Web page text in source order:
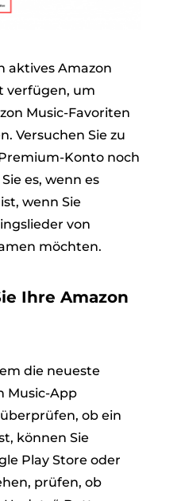
aktives Amazon
verfügen, um
Music-Favoriten
Versuchen Sie zu
Konto noch
es, wenn es
wenn Sie
von
möchten.
Ihre Amazon
die neueste
Music-App
ob ein
können Sie
Play Store oder
prüfen, ob